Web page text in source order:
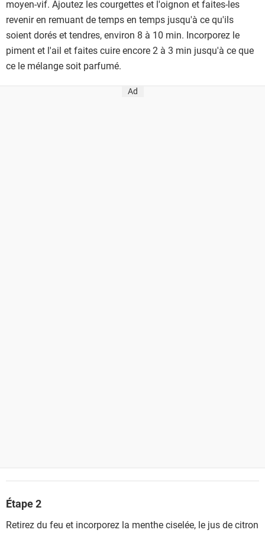
moyen-vif. Ajoutez les courgettes et l'oignon et faites-les
revenir en remuant de temps en temps jusqu'à ce qu'ils
soient dorés et tendres, environ 8 à 10 min. Incorporez le
piment et l'ail et faites cuire encore 2 à 3 min jusqu'à ce que
ce le mélange soit parfumé.
Ad
Étape 2
Retirez du feu et incorporez la menthe ciselée, le jus de citron